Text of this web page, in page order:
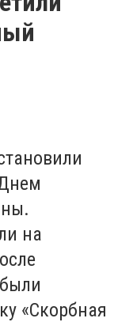
на
«Скорбная